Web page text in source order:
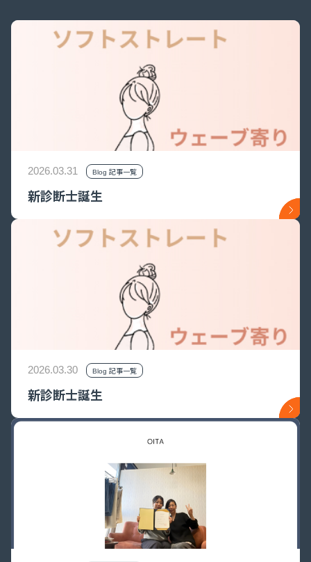
2026.03.31 Blog 記事一覧
新診断士誕生
2026.03.30 Blog 記事一覧
新診断士誕生